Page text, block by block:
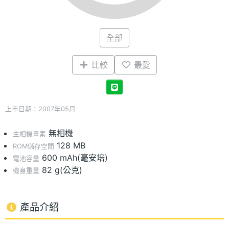
全部
比較 最愛
上市日期：2007年05月
主相機畫素 無相機
ROM儲存空間 128 MB
電池容量 600 mAh(毫安培)
機身重量 82 g(公克)
產品介紹